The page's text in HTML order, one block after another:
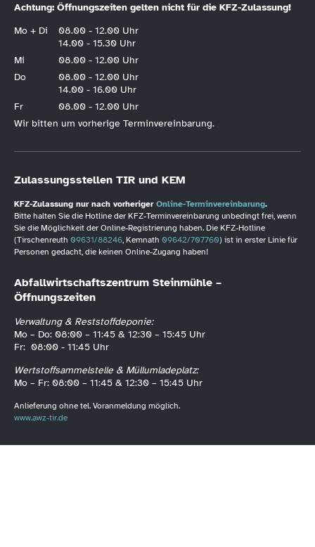
Achtung: Öffnungszeiten gelten nicht für die KFZ-Zulassung!
Mo + Di
08.00 - 12.00 Uhr
14.00 - 15.30 Uhr
Mi
08.00 - 12.00 Uhr
Do
08.00 - 12.00 Uhr
14.00 - 16.00 Uhr
Fr
08.00 - 12.00 Uhr
Wir bitten um vorherige Terminvereinbarung.
Zulassungsstellen TIR und KEM
KFZ-Zulassung nur nach vorheriger Online-Terminvereinbarung.
Bitte halten Sie die Hotline der KFZ-Terminvereinbarung unbedingt frei, wenn
Sie die Möglichkeit der Online-Registrierung haben. Die KFZ-Hotline
(Tirschenreuth 09631/88246, Kemnath 09642/707760) ist in erster Linie für
Personen gedacht, die keinen Online-Zugang haben!
Abfallwirtschaftszentrum Steinmühle –
Öffnungszeiten
Verwaltung & Reststoffdeponie:
Mo – Do: 08:00 – 11:45 & 12:30 – 15:45 Uhr
Fr: 08:00 - 11:45 Uhr
Wertstoffsammelstelle & Müllumladeplatz:
Mo – Fr: 08:00 – 11:45 & 12:30 – 15:45 Uhr
Anlieferung ohne tel. Voranmeldung möglich.
www.awz-tir.de